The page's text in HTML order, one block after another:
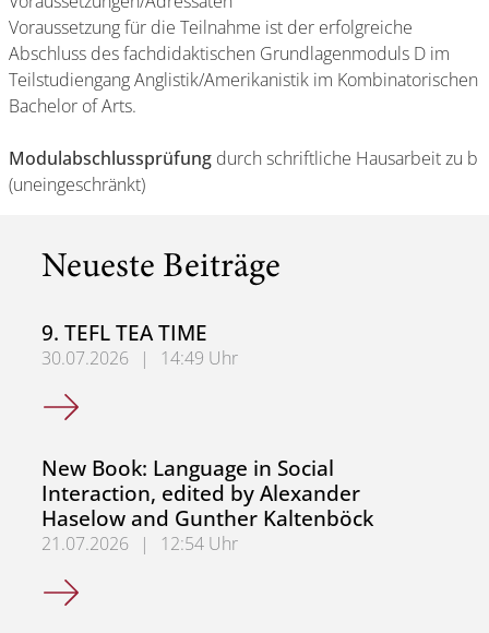
Voraussetzung für die Teilnahme ist der erfolgreiche
Abschluss des fachdidaktischen Grundlagenmoduls D im
Teilstudiengang Anglistik/Amerikanistik im Kombinatorischen
Bachelor of Arts.
Modulabschlussprüfung durch schriftliche Hausarbeit zu b
(uneingeschränkt)
Neueste Beiträge
9. TEFL TEA TIME
30.07.2026 |
14:49 Uhr
9. TEFL TEA TIME
New Book: Language in Social
Interaction, edited by Alexander
Haselow and Gunther Kaltenböck
21.07.2026 |
12:54 Uhr
New Book: Language in Social Interaction, edited by